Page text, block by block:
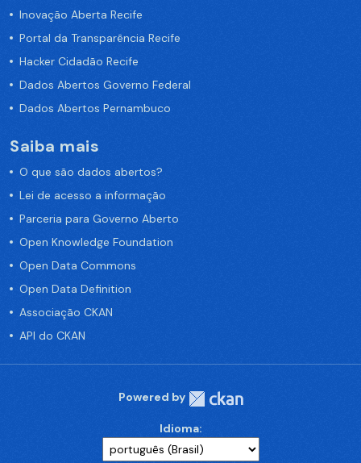
Inovação Aberta Recife
Portal da Transparência Recife
Hacker Cidadão Recife
Dados Abertos Governo Federal
Dados Abertos Pernambuco
Saiba mais
O que são dados abertos?
Lei de acesso a informação
Parceria para Governo Aberto
Open Knowledge Foundation
Open Data Commons
Open Data Definition
Associação CKAN
API do CKAN
Powered by
Idioma